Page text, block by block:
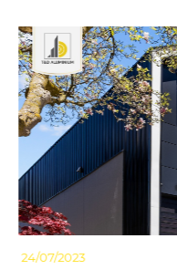
24/07/2023